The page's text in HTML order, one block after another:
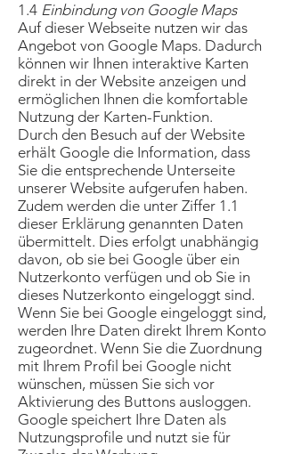
1.4 Einbindung von Google Maps
Auf dieser Webseite nutzen wir das
Angebot von Google Maps. Dadurch
können wir Ihnen interaktive Karten
direkt in der Website anzeigen und
ermöglichen Ihnen die komfortable
Nutzung der Karten-Funktion.
Durch den Besuch auf der Website
erhält Google die Information, dass
Sie die entsprechende Unterseite
unserer Website aufgerufen haben.
Zudem werden die unter Ziffer 1.1
dieser Erklärung genannten Daten
übermittelt. Dies erfolgt unabhängig
davon, ob sie bei Google über ein
Nutzerkonto verfügen und ob Sie in
dieses Nutzerkonto eingeloggt sind.
Wenn Sie bei Google eingeloggt sind,
werden Ihre Daten direkt Ihrem Konto
zugeordnet. Wenn Sie die Zuordnung
mit Ihrem Profil bei Google nicht
wünschen, müssen Sie sich vor
Aktivierung des Buttons ausloggen.
Google speichert Ihre Daten als
Nutzungsprofile und nutzt sie für